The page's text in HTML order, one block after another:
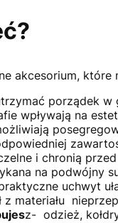
akcesorium,
porządek w
wpływają na
i chronią
na podwójny
uchwyt
z materiału
z- odzież,